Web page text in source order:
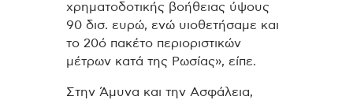
χρηματοδοτικής βοήθειας ύψους
90 δισ. ευρώ, ενώ υιοθετήσαμε και
το 20ό πακέτο περιοριστικών
μέτρων κατά της Ρωσίας», είπε.
Στην Άμυνα και την Ασφάλεια,